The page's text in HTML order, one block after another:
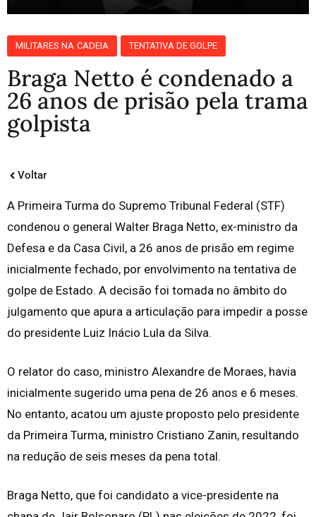
MILITARES NA CADEIA TENTATIVA DE GOLPE
Braga Netto é condenado a
26 anos de prisão pela trama
golpista
Voltar
A Primeira Turma do Supremo Tribunal Federal (STF)
condenou o general Walter Braga Netto, ex-ministro da
Defesa e da Casa Civil, a 26 anos de prisão em regime
inicialmente fechado, por envolvimento na tentativa de
golpe de Estado. A decisão foi tomada no âmbito do
julgamento que apura a articulação para impedir a posse
do presidente Luiz Inácio Lula da Silva.
O relator do caso, ministro Alexandre de Moraes, havia
inicialmente sugerido uma pena de 26 anos e 6 meses.
No entanto, acatou um ajuste proposto pelo presidente
da Primeira Turma, ministro Cristiano Zanin, resultando
na redução de seis meses da pena total.
Braga Netto, que foi candidato a vice-presidente na